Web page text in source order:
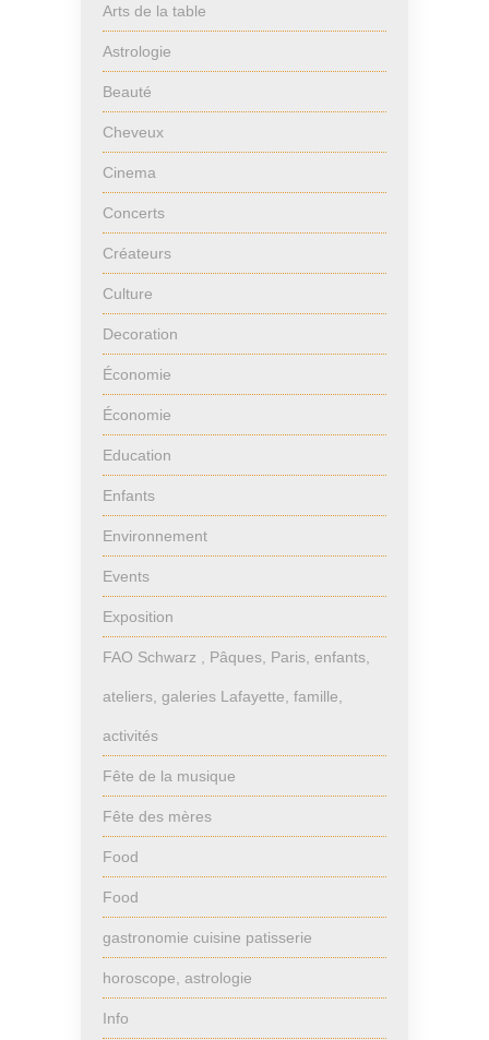
Arts de la table
Astrologie
Beauté
Cheveux
Cinema
Concerts
Créateurs
Culture
Decoration
Économie
Économie
Education
Enfants
Environnement
Events
Exposition
FAO Schwarz , Pâques, Paris, enfants,
ateliers, galeries Lafayette, famille,
activités
Fête de la musique
Fête des mères
Food
Food
gastronomie cuisine patisserie
horoscope, astrologie
Info